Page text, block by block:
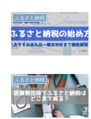
ふるさと納税
ふるさと納税